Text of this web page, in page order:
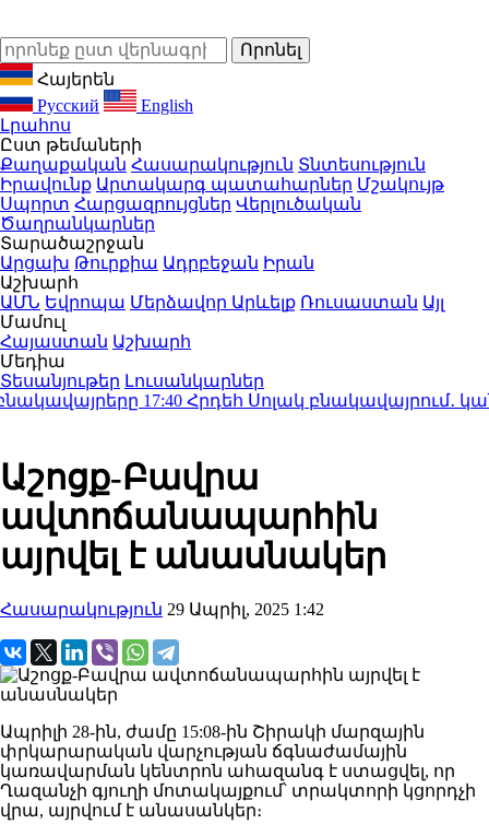
Հայերեն
Русский
English
Լրահոս
Ըստ թեմաների
Քաղաքական Հասարակություն Տնտեսություն
Իրավունք Արտակարգ պատահարներ Մշակույթ
Սպորտ Հարցազրույցներ Վերլուծական
Ծաղրանկարներ
Տարածաշրջան
Արցախ Թուրքիա Ադրբեջան Իրան
Աշխարհ
ԱՄՆ Եվրոպա Մերձավոր Արևելք Ռուսաստան Այլ
Մամուլ
Հայաստան Աշխարհ
Մեդիա
Տեսանյութեր Լուսանկարներ
17:40Հրդեհ Սոլակ բնակավայրում․
Աշոցք-Բավրա
ավտոճանապարհին
այրվել է անասնակեր
Հասարակություն 29 Ապրիլ, 2025 1:42
Ապրիլի 28-ին, ժամը 15:08-ին Շիրակի մարզային
փրկարարական վարչության ճգնաժամային
կառավարման կենտրոն ահազանգ է ստացվել, որ
Ղազանչի գյուղի մոտակայքում՝ տրակտորի կցորդչի
վրա, այրվում է անասանկեր։